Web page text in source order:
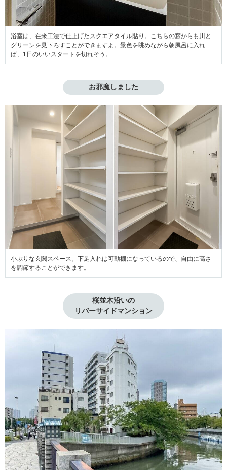
浴室は、在来工法で仕上げたスクエアタイル貼り。こちらの窓からも川と
グリーンを見下ろすことができますよ。景色を眺めながら朝風呂に入れ
ば、1日のいいスタートを切れそう。
お邪魔しました
小ぶりな玄関スペース。下足入れは可動棚になっているので、自由に高さ
を調節することができます。
桜並木沿いの
リバーサイドマンション